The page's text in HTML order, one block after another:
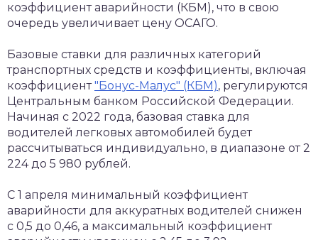
коэффициент аварийности (КБМ), что в свою
очередь увеличивает цену ОСАГО.
Базовые ставки для различных категорий
транспортных средств и коэффициенты, включая
коэффициент"Бонус-Малус" (КБМ), регулируются
Центральным банком Российской Федерации.
Начиная с 2022 года, базовая ставка для
водителей легковых автомобилей будет
рассчитываться индивидуально, в диапазоне от 2
224 до 5 980 рублей.
С 1 апреля минимальный коэффициент
аварийности для аккуратных водителей снижен
с 0,5 до 0,46, а максимальный коэффициент